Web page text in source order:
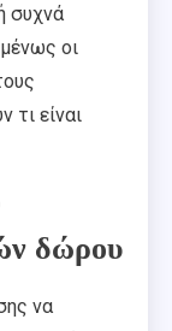
συχνά
οι
τι είναι
δώρου
να